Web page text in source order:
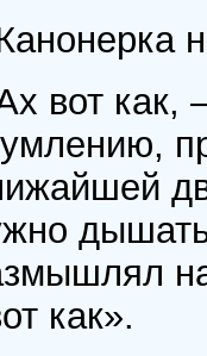
вот как,
как».